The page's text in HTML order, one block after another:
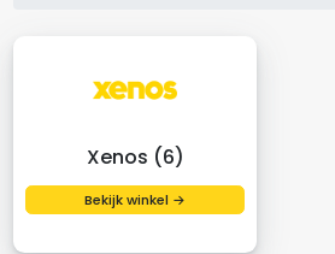
Xenos (6)
Bekijk winkel →